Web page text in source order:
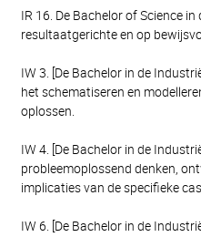
IR 16. De Bachelor of Science
resultaatgerichte en op
IW 3. [De Bachelor in de
het schematiseren en
oplossen.
IW 4. [De Bachelor in de
probleemoplossend denken,
implicaties van de specifieke
IW 6. [De Bachelor in de